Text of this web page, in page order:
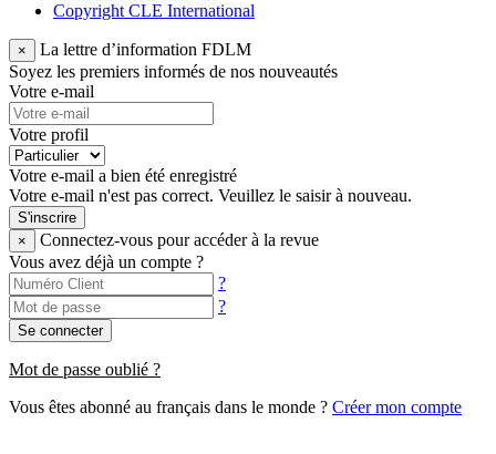
Copyright CLE International
×
La lettre d’information FDLM
Soyez les premiers informés de nos nouveautés
Votre e-mail
Votre profil
Votre e-mail a bien été enregistré
Votre e-mail n'est pas correct. Veuillez le saisir à nouveau.
S'inscrire
×
Connectez-vous pour accéder à la revue
Vous avez déjà un compte ?
?
?
Se connecter
Mot de passe oublié ?
Vous êtes abonné au français dans le monde ? Créer mon compte